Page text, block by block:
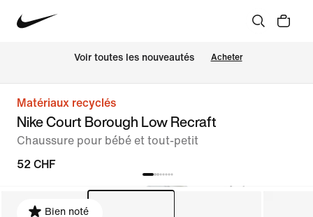
Voir toutes les nouveautés Acheter
Matériaux recyclés
Nike Court Borough Low Recraft
Chaussure pour bébé et tout-petit
52 CHF
Bien noté